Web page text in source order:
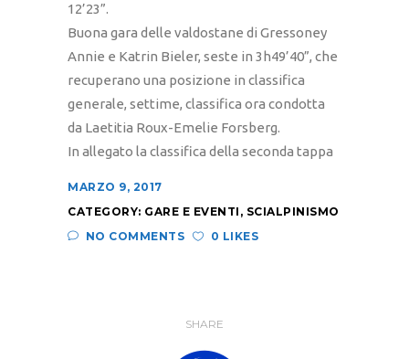
12’23”.
Buona gara delle valdostane di Gressoney
Annie e Katrin Bieler, seste in 3h49’40”, che
recuperano una posizione in classifica
generale, settime, classifica ora condotta
da Laetitia Roux-Emelie Forsberg.
In allegato la classifica della seconda tappa
MARZO 9, 2017
CATEGORY: GARE E EVENTI , SCIALPINISMO
NO COMMENTS
0 LIKES
SHARE